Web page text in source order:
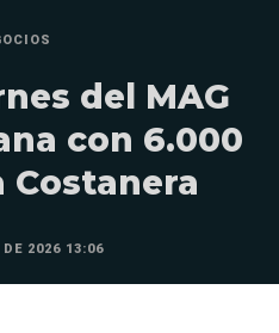
del MAG
con 6.000
Costanera
DE 2026 13:06